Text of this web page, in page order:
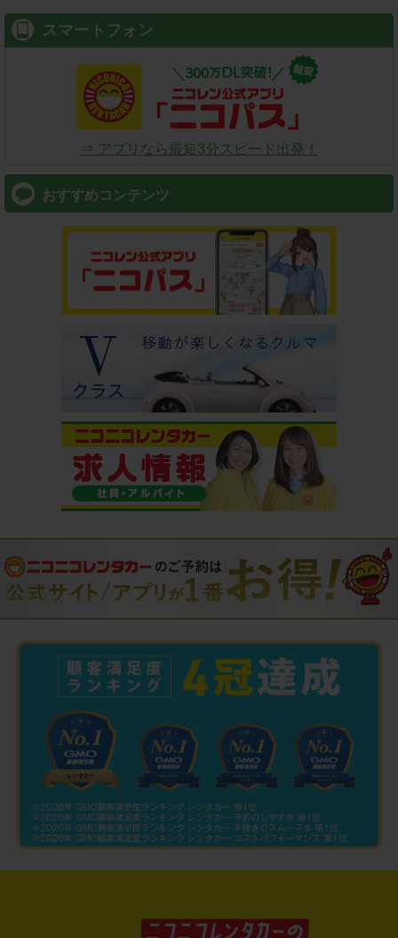
スマートフォン
⇒ アプリなら最短3分スピード出発！
おすすめコンテンツ